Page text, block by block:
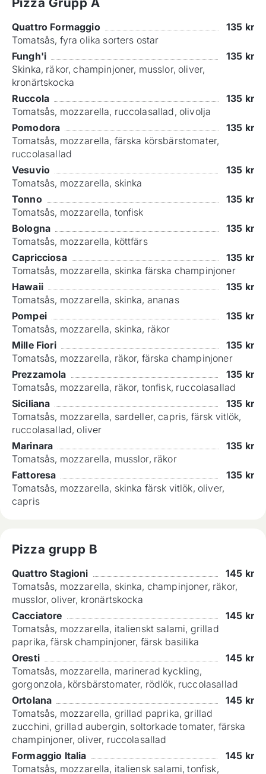
Quattro Formaggio 135 kr
Tomatsås, fyra olika sorters ostar
Fungh'i
135 kr
Skinka, räkor, champinjoner, musslor, oliver,
kronärtskocka
Ruccola
135 kr
Tomatsås, mozzarella, ruccolasallad, olivolja
Pomodora
135 kr
Tomatsås, mozzarella, färska körsbärstomater,
ruccolasallad
Vesuvio
135 kr
Tomatsås, mozzarella, skinka
Tonno
135 kr
Tomatsås, mozzarella, tonfisk
Bologna
135 kr
Tomatsås, mozzarella, köttfärs
Capricciosa
135 kr
Tomatsås, mozzarella, skinka färska champinjoner
Hawaii
135 kr
Tomatsås, mozzarella, skinka, ananas
Pompei
135 kr
Tomatsås, mozzarella, skinka, räkor
Mille Fiori
135 kr
Tomatsås, mozzarella, räkor, färska champinjoner
Prezzamola
135 kr
Tomatsås, mozzarella, räkor, tonfisk, ruccolasallad
Siciliana
135 kr
Tomatsås, mozzarella, sardeller, capris, färsk vitlök,
ruccolasallad, oliver
Marinara
135 kr
Tomatsås, mozzarella, musslor, räkor
Fattoresa
135 kr
Tomatsås, mozzarella, skinka färsk vitlök, oliver,
capris
Pizza grupp B
Quattro Stagioni 145 kr
Tomatsås, mozzarella, skinka, champinjoner, räkor,
musslor, oliver, kronärtskocka
Cacciatore
145 kr
Tomatsås, mozzarella, italienskt salami, grillad
paprika, färsk champinjoner, färsk basilika
Oresti
145 kr
Tomatsås, mozzarella, marinerad kyckling,
gorgonzola, körsbärstomater, rödlök, ruccolasallad
Ortolana
145 kr
Tomatsås, mozzarella, grillad paprika, grillad
zucchini, grillad aubergin, soltorkade tomater, färska
champinjoner, oliver, ruccolasallad
Formaggio Italia
145 kr
Tomatsås, mozzarella, italiensk salami, tonfisk,